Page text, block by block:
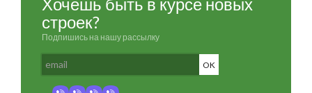
строек?
Подпишись на нашу рассылку